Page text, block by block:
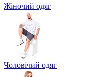
Жіночий одяг
Чоловічий одяг